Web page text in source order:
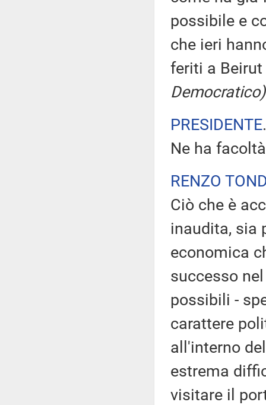
possibile e
che ieri
feriti a Beirut
Democratico)
PRESIDENTE
Ne ha
RENZO
Ciò che è
inaudita, sia
economica
successo
possibili -
carattere
all'interno
estrema
visitare il